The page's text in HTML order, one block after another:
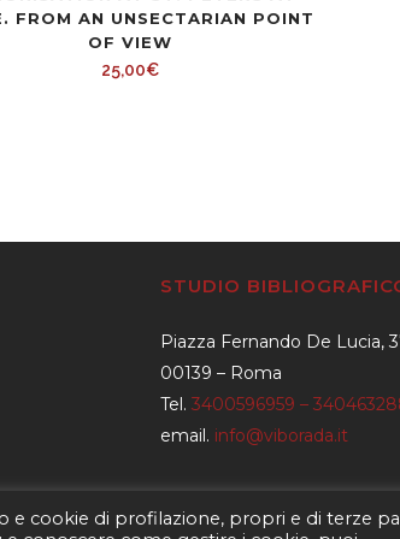
FROM AN UNSECTARIAN POINT
OF VIEW
25,00€
STUDIO
Piazza Fernando De Lucia,
00139 – Roma
Tel. 3400596959 –
email. info@viborada.it
e cookie di profilazione, propri e di terze